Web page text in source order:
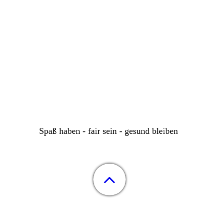
Spaß haben - fair sein - gesund bleiben